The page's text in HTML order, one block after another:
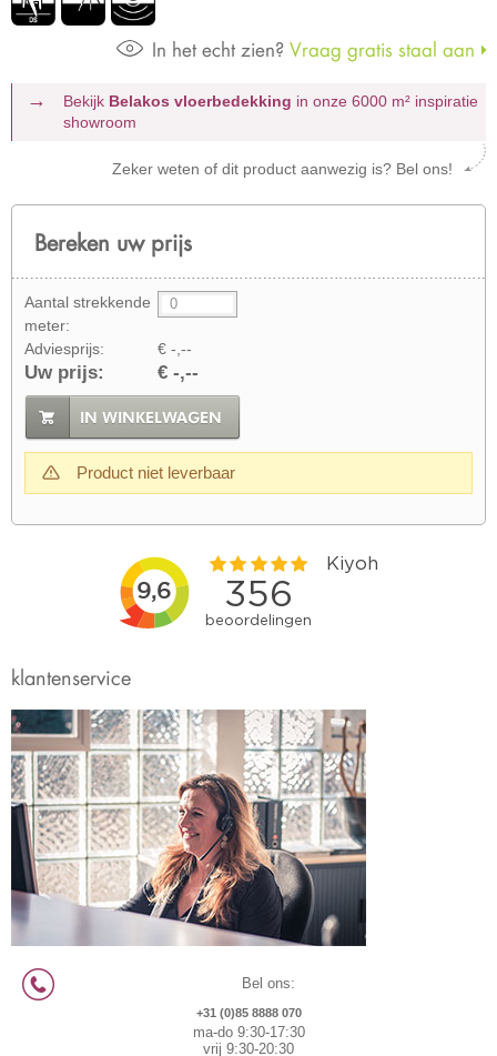
In het echt zien? Vraag gratis staal aan
Bekijk Belakos vloerbedekking in onze 6000 m² inspiratie
showroom
Zeker weten of dit product aanwezig is? Bel ons!
Bereken uw prijs
Aantal strekkende
meter:
Adviesprijs:
€ -,--
Uw prijs: € -,--
IN WINKELWAGEN
Product niet leverbaar
klantenservice
Bel ons:
+31 (0)85 8888 070
ma-do 9:30-17:30
vrij 9:30-20:30